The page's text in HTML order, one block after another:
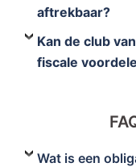
aftrekbaar?
Kan de club
fiscale
Wat is een